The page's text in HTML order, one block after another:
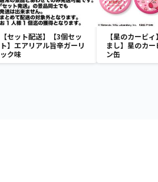
【セット配送】【3個セッ
ト】エアリアル旨辛ガーリ
ック味
【星のカービ
まし】星のカ
ン缶